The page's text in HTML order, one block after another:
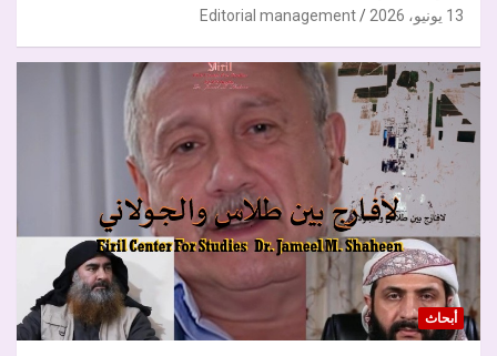
13 يونيو، 2026 Editorial management
أبحاث